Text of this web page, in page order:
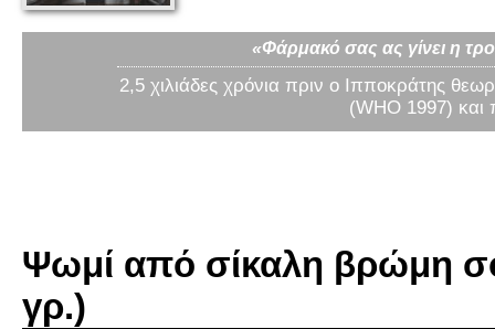
«Φάρμακό σας ας γίνει η
2,5 χιλιάδες χρόνια πριν ο Ιπποκράτης
(WHO 1997) και
Ψωμί από σίκαλη βρώμη
γρ.)